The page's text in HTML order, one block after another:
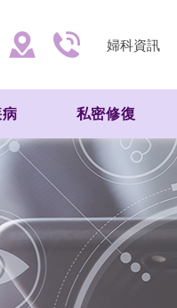
婦科資訊
私密修復